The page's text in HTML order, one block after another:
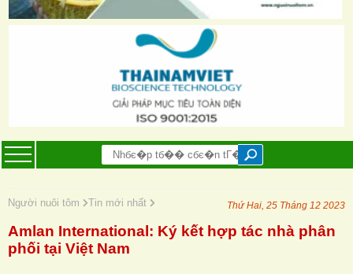
Người nuôi tôm Tin mới nhất Thứ Hai, 25 Tháng 12 2023
Amlan International: Ký kết hợp tác nhà phân
phối tại Việt Nam